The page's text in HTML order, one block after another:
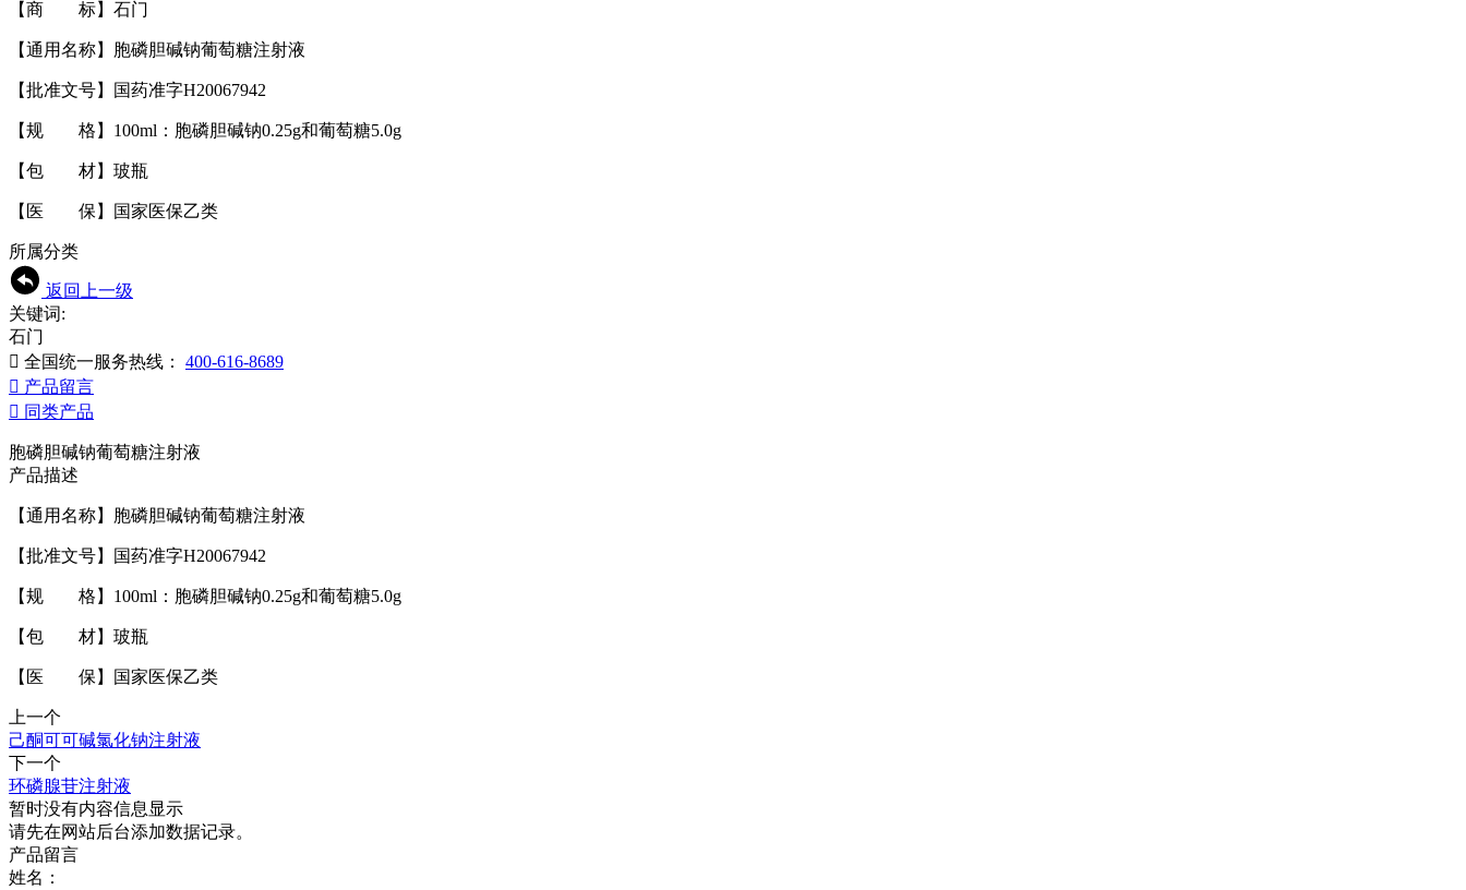
【商 标】石门
【通用名称】胞磷胆碱钠葡萄糖注射液
【批准文号】国药准字H20067942
【规 格】100ml：胞磷胆碱钠0.25g和葡萄糖5.0g
【包 材】玻瓶
【医 保】国家医保乙类
所属分类
返回上一级
关键词:
石门
 全国统一服务热线： 400-616-8689
 产品留言
 同类产品
胞磷胆碱钠葡萄糖注射液
产品描述
【通用名称】胞磷胆碱钠葡萄糖注射液
【批准文号】国药准字H20067942
【规 格】100ml：胞磷胆碱钠0.25g和葡萄糖5.0g
【包 材】玻瓶
【医 保】国家医保乙类
上一个
己酮可可碱氯化钠注射液
下一个
环磷腺苷注射液
暂时没有内容信息显示
请先在网站后台添加数据记录。
产品留言
姓名：